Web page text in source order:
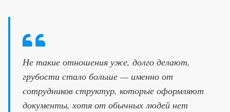
Не такие отношения уже, долго делают,
грубости стало больше — именно от
сотрудников структур, которые оформляют
документы, хотя от обычных людей нет